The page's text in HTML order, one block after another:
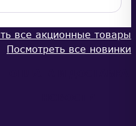
все акционные товары
Посмотреть все новинки